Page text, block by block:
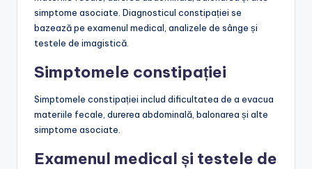
simptome asociate. Diagnosticul constipației se
bazează pe examenul medical, analizele de sânge și
testele de imagistică.
Simptomele constipației
Simptomele constipației includ dificultatea de a evacua
materiile fecale, durerea abdominală, balonarea și alte
simptome asociate.
Examenul medical și testele de